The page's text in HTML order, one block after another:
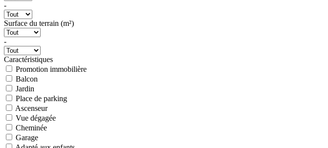
-
Surface du terrain (m²)
-
Caractéristiques
Promotion immobilière
Balcon
Jardin
Place de parking
Ascenseur
Vue dégagée
Cheminée
Garage